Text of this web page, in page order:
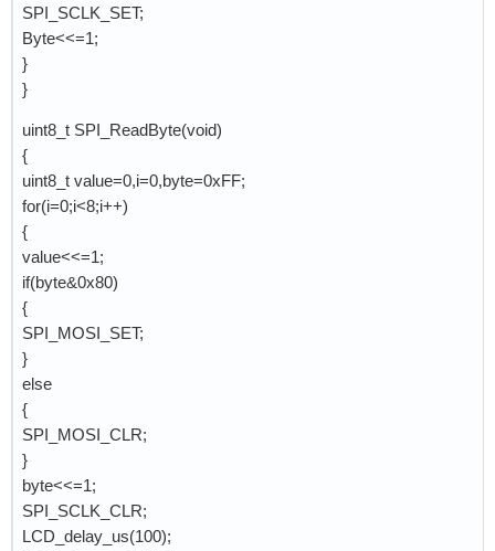
SPI_SCLK_SET;
Byte<<=1;
}
}
uint8_t SPI_ReadByte(void)
{
uint8_t value=0,i=0,byte=0xFF;
for(i=0;i<8;i++)
{
value<<=1;
if(byte&0x80)
{
SPI_MOSI_SET;
}
else
{
SPI_MOSI_CLR;
}
byte<<=1;
SPI_SCLK_CLR;
LCD_delay_us(100);